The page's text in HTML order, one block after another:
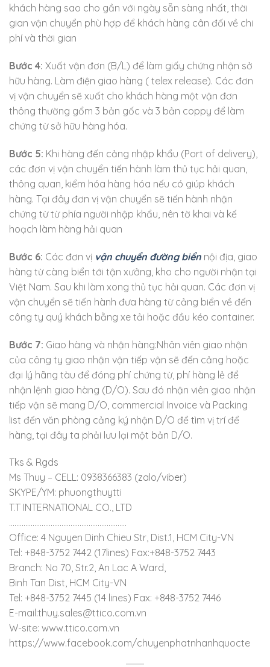
khách hàng sao cho gần với ngày sẵn sàng nhất, thời
gian vận chuyển phù hợp để khách hàng cân đối về chi
phí và thời gian
Bước 4: Xuất vận đơn (B/L) để làm giấy chứng nhận sở
hữu hàng. Làm điện giao hàng ( telex release). Các đơn
vị vận chuyển sẽ xuất cho khách hàng một vận đơn
thông thường gổm 3 bản gốc và 3 bản coppy để làm
chứng từ sở hữu hàng hóa.
Bước 5: Khi hàng đến cảng nhập khẩu (Port of delivery),
các đơn vị vận chuyển tiến hành làm thủ tục hải quan,
thông quan, kiểm hóa hàng hóa nếu có giúp khách
hàng. Tại đây đơn vị vận chuyển sẽ tiến hành nhận
chứng từ từ phía người nhập khẩu, nên tờ khai và kế
hoạch làm hàng hải quan
Bước 6: Các đơn vị vận chuyển đường biển nội địa, giao
hàng từ càng biển tới tận xưởng, kho cho người nhận tại
Việt Nam. Sau khi làm xong thủ tục hải quan. Các đơn vị
vận chuyển sẽ tiến hành đưa hàng từ cảng biển về đến
công ty quý khách bằng xe tải hoặc đầu kéo container.
Bước 7: Giao hàng và nhận hàng:Nhân viên giao nhận
của công ty giao nhận vận tiếp vận sẽ đến cảng hoặc
đại lý hãng tàu để đóng phí chứng từ, phí hàng lẻ để
nhận lệnh giao hàng (D/O). Sau đó nhận viên giao nhận
tiếp vận sẽ mang D/O, commercial Invoice và Packing
list đến văn phòng cảng ký nhận D/O để tìm vị trí để
hàng, tại đây ta phải lưu lại một bản D/O.
Tks & Rgds
Ms Thuy – CELL: 0938366383 (zalo/viber)
SKYPE/YM: phuongthuytti
T.T INTERNATIONAL CO., LTD
………………………………………………………..
Office: 4 Nguyen Dinh Chieu Str, Dist.1, HCM City-VN
Tel: +848-3752 7442 (17lines) Fax:+848-3752 7443
Branch: No 70, Str.2, An Lac A Ward,
Binh Tan Dist, HCM City-VN
Tel: +848-3752 7445 (14 lines) Fax: +848-3752 7446
E-mail:thuy.sales@ttico.com.vn
W-site: www.ttico.com.vn
https://www.facebook.com/chuyenphatnhanhquocte